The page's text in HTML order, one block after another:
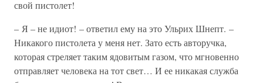
свой пистолет!
– Я – не идиот! – ответил ему на это Ульрих Шнепт. –
Никакого пистолета у меня нет. Зато есть авторучка,
которая стреляет таким ядовитым газом, что мгновенно
отправляет человека на тот свет… И ее никакая служба